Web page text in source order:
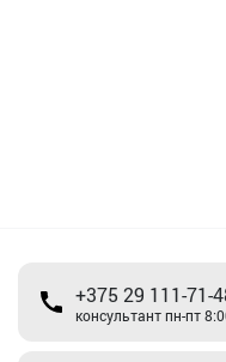
+375 29 111-71-
консультант пн-пт